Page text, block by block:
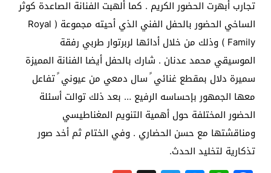
تجارب أبهرت الحضور الكريم . كما ألهبت الفنانة الصاعدة كوثر
الساخي الحضور بالحفل الفني الذي أحيته مجموعة ( Royal
Family ) وذلك من خلال أدائها لربرتوار طربي رفقة
الموسيقي محمد عدنان . شارك بالحفل أيضا الفنانة المميزة
سميرة دلال بمقطع غنائي ً سال دمعي من عيوني ً تفاعل
معها الجمهور بإحساسه الرفيع … بعد ذلك توالت أسئلة
الحضور المختلفة حول أهمية التنويم المغناطيسي
ومناقشتها مع حسن الحضاري . وفي الختام ثم أخد صور
تذكارية لتخليد الحدث.